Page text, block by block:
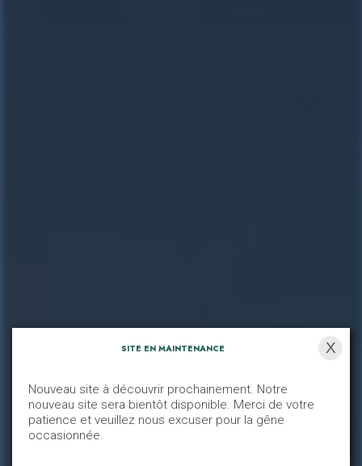
Les circuits de
randonnée
SITE EN MAINTENANCE X
Nouveau site à découvrir prochainement. Notre
nouveau site sera bientôt disponible. Merci de votre
patience et veuillez nous excuser pour la gêne
occasionnée.